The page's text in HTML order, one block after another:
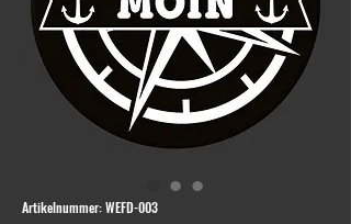
Artikelnummer: WEFD-003